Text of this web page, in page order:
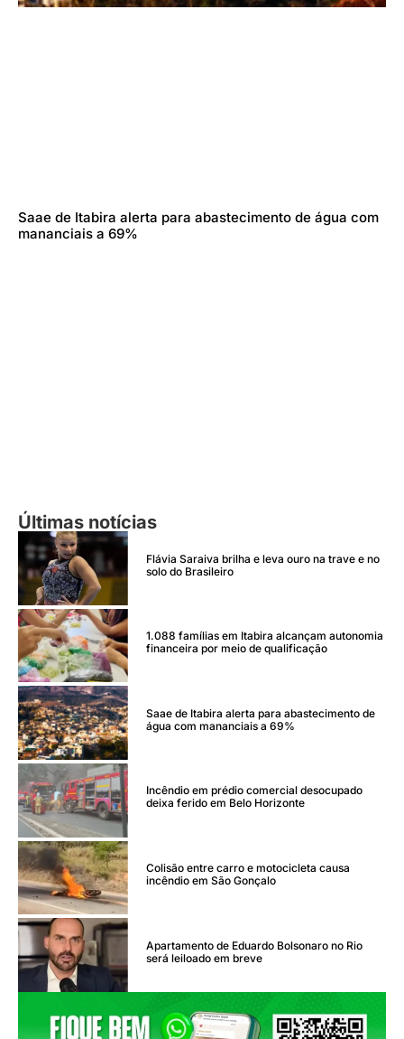
Saae de Itabira alerta para abastecimento de água com
mananciais a 69%
Últimas notícias
Flávia Saraiva brilha e leva ouro na trave e no
solo do Brasileiro
1.088 famílias em Itabira alcançam autonomia
financeira por meio de qualificação
Saae de Itabira alerta para abastecimento de
água com mananciais a 69%
Incêndio em prédio comercial desocupado
deixa ferido em Belo Horizonte
Colisão entre carro e motocicleta causa
incêndio em São Gonçalo
Apartamento de Eduardo Bolsonaro no Rio
será leiloado em breve